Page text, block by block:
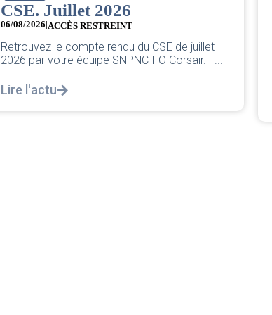
Grève chez easyJet
05/08/2026
Chers collègues, La direction vient de sortir sa
classique pleurnicherie corporate. On va la
décortiquer...